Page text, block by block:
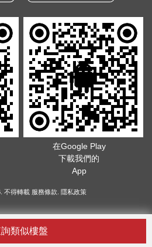
類似樓盤
在Google Play
下載我們的
App
不得轉載 服務條款 隱私政策